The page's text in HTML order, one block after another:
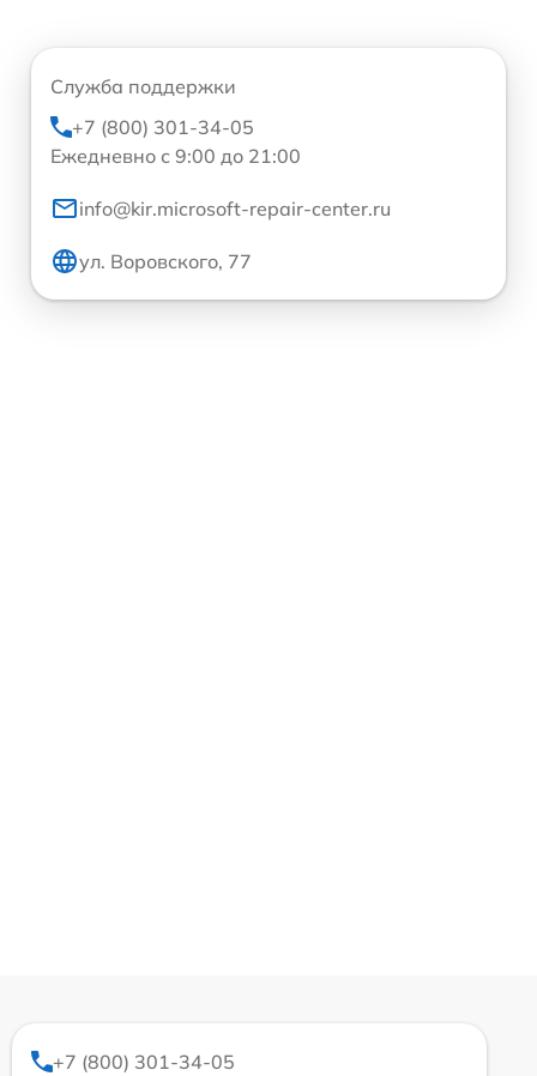
Служба поддержки
+7 (800) 301-34-05
Ежедневно с 9:00 до 21:00
info@kir.microsoft-repair-center.ru
ул. Воровского, 77
+7 (800) 301-34-05